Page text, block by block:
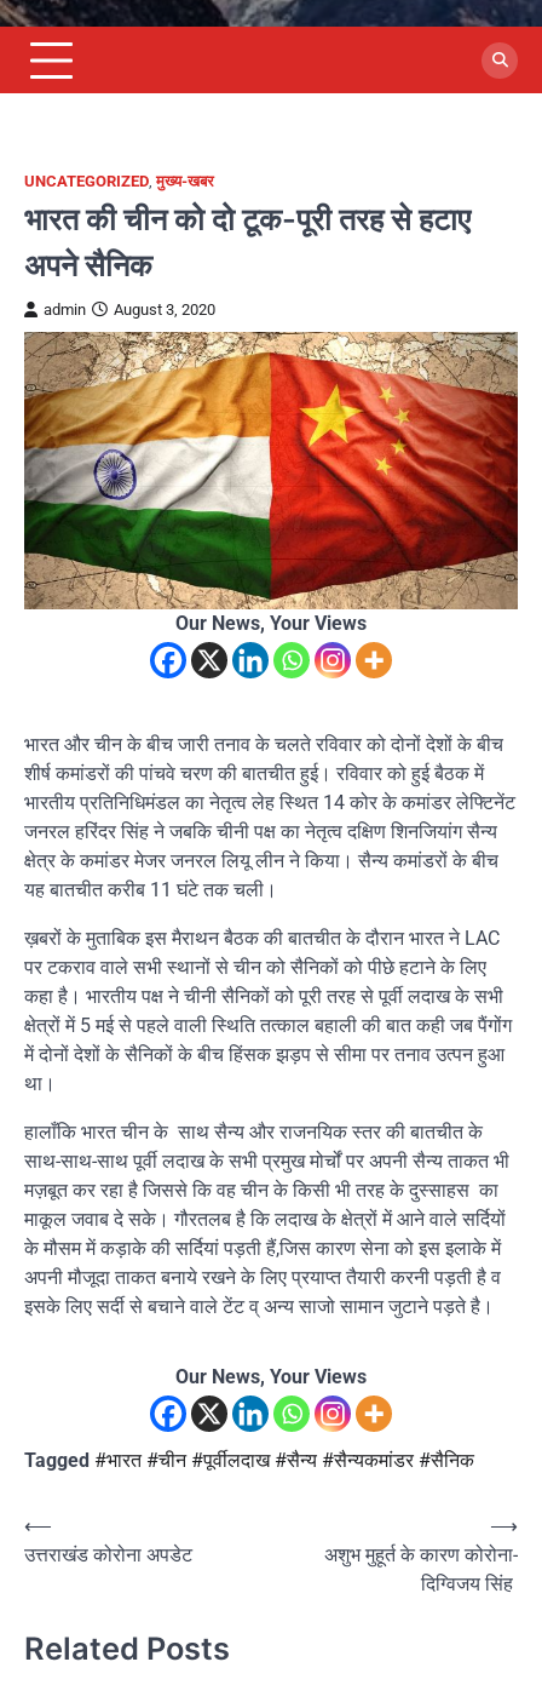
UNCATEGORIZED,मुख्य-खबर
भारत की चीन को दो टूक-पूरी तरह से हटाए
अपने सैनिक
admin August 3, 2020
Our News, Your Views
भारत और चीन के बीच जारी तनाव के चलते रविवार को दोनों देशों के बीच
शीर्ष कमांडरों की पांचवे चरण की बातचीत हुई। रविवार को हुई बैठक में
भारतीय प्रतिनिधिमंडल का नेतृत्व लेह स्थित 14 कोर के कमांडर लेफ्टिनेंट
जनरल हरिंदर सिंह ने जबकि चीनी पक्ष का नेतृत्व दक्षिण शिनजियांग सैन्य
क्षेत्र के कमांडर मेजर जनरल लियू लीन ने किया। सैन्य कमांडरों के बीच
यह बातचीत करीब 11 घंटे तक चली।
ख़बरों के मुताबिक इस मैराथन बैठक की बातचीत के दौरान भारत ने LAC
पर टकराव वाले सभी स्थानों से चीन को सैनिकों को पीछे हटाने के लिए
कहा है। भारतीय पक्ष ने चीनी सैनिकों को पूरी तरह से पूर्वी लदाख के सभी
क्षेत्रों में 5 मई से पहले वाली स्थिति तत्काल बहाली की बात कही जब पैंगोंग
में दोनों देशों के सैनिकों के बीच हिंसक झड़प से सीमा पर तनाव उत्पन हुआ
था।
हालाँकि भारत चीन के साथ सैन्य और राजनयिक स्तर की बातचीत के
साथ-साथ-साथ पूर्वी लदाख के सभी प्रमुख मोर्चों पर अपनी सैन्य ताकत भी
मज़बूत कर रहा है जिससे कि वह चीन के किसी भी तरह के दुस्साहस का
माकूल जवाब दे सके। गौरतलब है कि लदाख के क्षेत्रों में आने वाले सर्दियों
के मौसम में कड़ाके की सर्दियां पड़ती हैं,जिस कारण सेना को इस इलाके में
अपनी मौजूदा ताकत बनाये रखने के लिए प्रयाप्त तैयारी करनी पड़ती है व
इसके लिए सर्दी से बचाने वाले टेंट व् अन्य साजो सामान जुटाने पड़ते है।
Our News, Your Views
Tagged #भारत #चीन #पूर्वीलदाख #सैन्य #सैन्यकमांडर #सैनिक
Post
navigation
⟵
उत्तराखंड कोरोना अपडेट
अशुभ मुहूर्त के कारण कोरोना-
दिग्विजय सिंह
⟶
Related Posts